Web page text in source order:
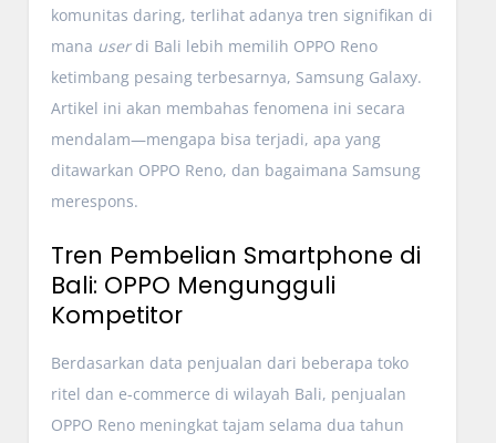
komunitas daring, terlihat adanya tren signifikan di
mana userdi Bali lebih memilih OPPO Reno
ketimbang pesaing terbesarnya, Samsung Galaxy.
Artikel ini akan membahas fenomena ini secara
mendalam—mengapa bisa terjadi, apa yang
ditawarkan OPPO Reno, dan bagaimana Samsung
merespons.
Tren Pembelian Smartphone di
Bali: OPPO Mengungguli
Kompetitor
Berdasarkan data penjualan dari beberapa toko
ritel dan e-commerce di wilayah Bali, penjualan
OPPO Reno meningkat tajam selama dua tahun